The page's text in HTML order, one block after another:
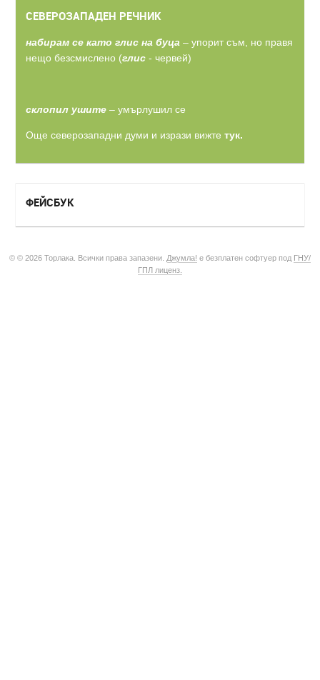
СЕВЕРОЗАПАДЕН РЕЧНИК
набирам се като глис на буца – упорит съм, но правя
нещо безсмислено (глис - червей)
склопил ушите – умърлушил се
Още северозападни думи и изрази вижте тук.
ФЕЙСБУК
© © 2026 Торлака. Всички права запазени. Джумла! е безплатен софтуер под ГНУ/
ГПЛ лиценз.